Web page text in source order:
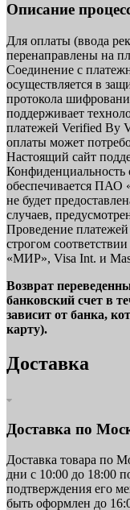
Описание
Для оплаты (ввода
перенаправлены на
Соединение с
осуществляется в
протокола
поддерживает
платежей Verified By
оплаты может
Настоящий сайт
обеспечивается
не будет
случаев,
Проведение платежей
строгом
«МИР», Visa Int. и
Возврат
банковский счет в
зависит от банка,
карту).
Доставка
Доставка по
Доставка товара по
дни с 10:00 до 18:00
подтверждения его
быть оформлен до